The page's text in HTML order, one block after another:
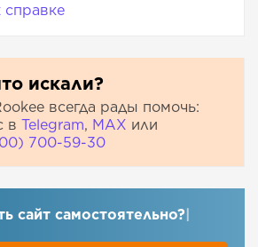
справке
искали?
всегда рады помочь:
в Telegram, МАХ или
700-59-30
сайт самостоятельно?